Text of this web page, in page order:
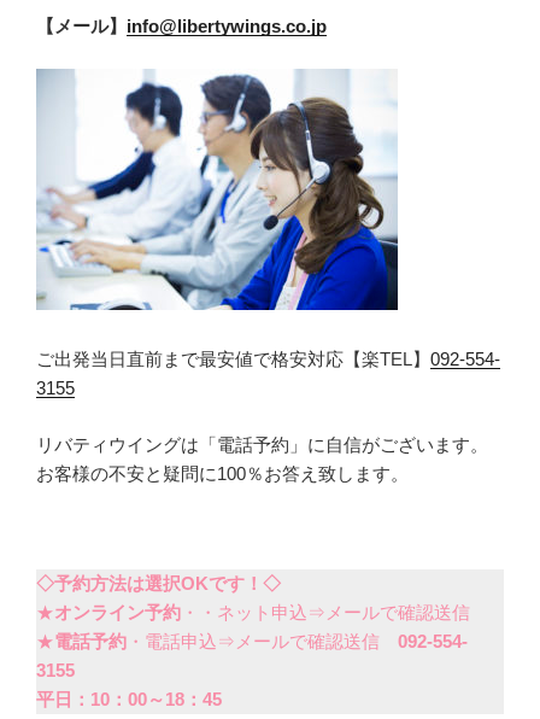
【メール】 info@libertywings.co.jp
ご出発当日直前まで最安値で格安対応【楽TEL】 092-554-
3155
リバティウイングは「電話予約」に自信がございます。
お客様の不安と疑問に100％お答え致します。
◇予約方法は選択OKです！◇
★オンライン予約 ・・ネット申込⇒メールで確認送信
★電話予約 ・電話申込⇒メールで確認送信 092-554-
3155
平日：10：00～18：45